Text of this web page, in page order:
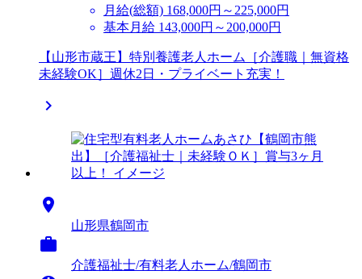
月給(総額) 168,000円～225,000円
基本月給 143,000円～200,000円
【山形市蔵王】特別養護老人ホーム［介護職｜無資格
未経験OK］週休2日・プライベート充実！


山形県鶴岡市

介護福祉士/有料老人ホーム/鶴岡市